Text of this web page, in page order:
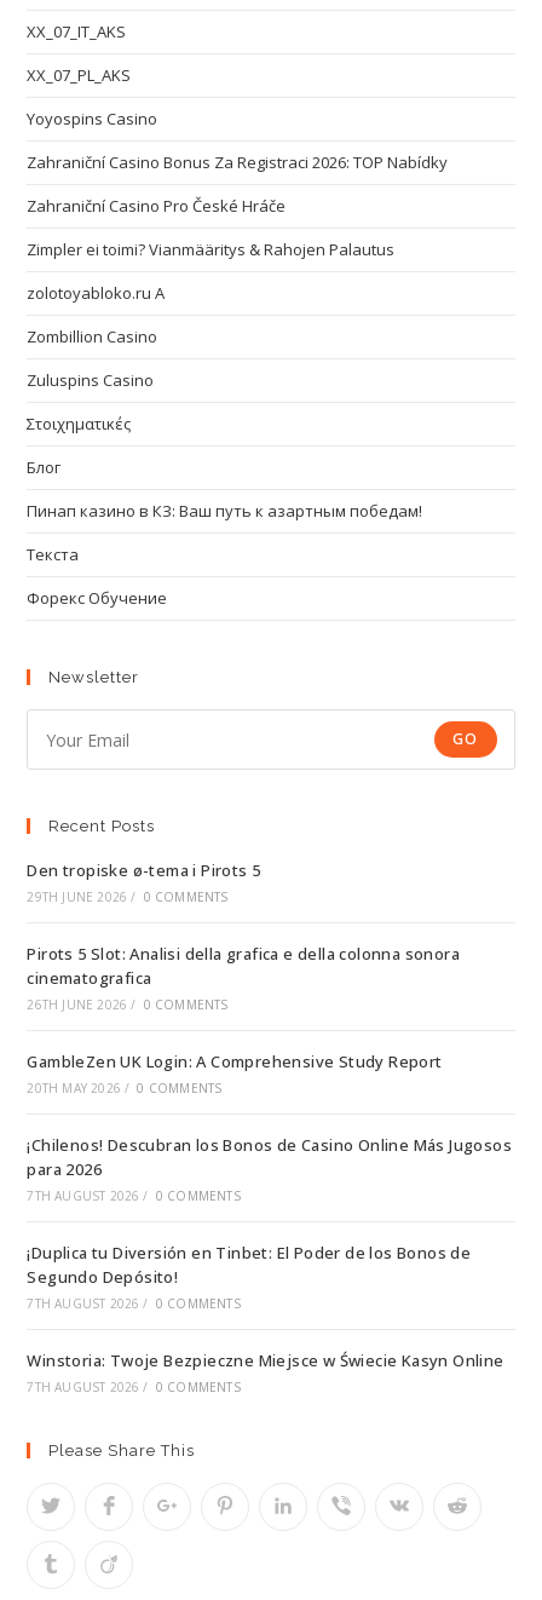
XX_07_IT_AKS
XX_07_PL_AKS
Yoyospins Casino
Zahraniční Casino Bonus Za Registraci 2026: TOP Nabídky
Zahraniční Casino Pro České Hráče
Zimpler ei toimi? Vianmääritys & Rahojen Palautus
zolotoyabloko.ru A
Zombillion Casino
Zuluspins Casino
Στοιχηματικές
Блог
Пинап казино в КЗ: Ваш путь к азартным победам!
Текста
Форекс Обучение
Newsletter
GO
Recent Posts
Den tropiske ø-tema i Pirots 5
29TH JUNE 2026 / 0 COMMENTS
Pirots 5 Slot: Analisi della grafica e della colonna sonora
cinematografica
26TH JUNE 2026 / 0 COMMENTS
GambleZen UK Login: A Comprehensive Study Report
20TH MAY 2026 / 0 COMMENTS
¡Chilenos! Descubran los Bonos de Casino Online Más Jugosos
para 2026
7TH AUGUST 2026 / 0 COMMENTS
¡Duplica tu Diversión en Tinbet: El Poder de los Bonos de
Segundo Depósito!
7TH AUGUST 2026 / 0 COMMENTS
Winstoria: Twoje Bezpieczne Miejsce w Świecie Kasyn Online
7TH AUGUST 2026 / 0 COMMENTS
Please Share This